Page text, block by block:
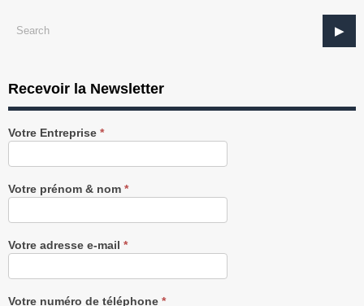
Recevoir la Newsletter
Recevez
notre
gratuitement
Votre Entreprise *
Votre prénom & nom *
Votre adresse e-mail *
Votre numéro de téléphone *